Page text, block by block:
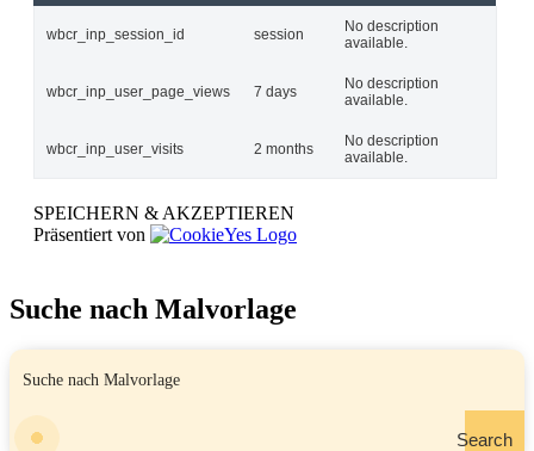
wbcr_inp_session_id session
No description
available.
wbcr_inp_user_page_views 7 days
No description
available.
wbcr_inp_user_visits 2 months
No description
available.
SPEICHERN & AKZEPTIEREN
Präsentiert von
Suche nach Malvorlage
Search